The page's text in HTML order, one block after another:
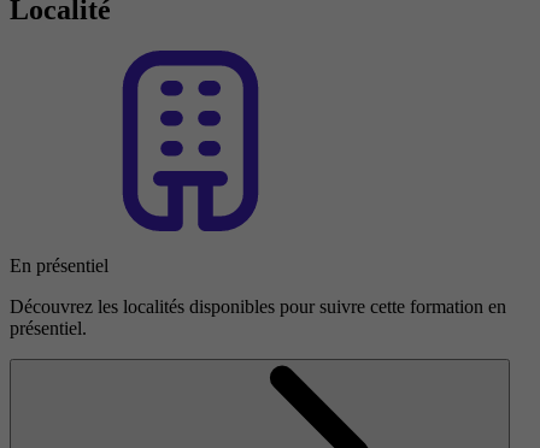
Localité
En présentiel
Découvrez les localités disponibles pour suivre cette formation en
présentiel.